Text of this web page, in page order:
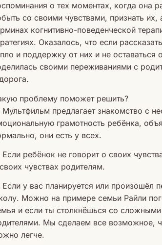
о тех моментах, когда она
со своими чувствами, признать
когнитивно-поведенческой
Оказалось, что если
и поддержку от них и не
своими переживаниями с
проблему поможет решить?
предлагает знакомство с
грамотность ребёнка,
они есть у всех.
ребёнок не говорит о своих
чувствах родителям.
у вас планируется или произошёл
Можно на примере семьи Райли
и если ты столкнёшься со
Мы сделаем все возможное,
легче.